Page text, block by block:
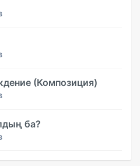
(Композиция)
ба?